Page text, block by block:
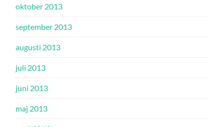
oktober 2013
september 2013
augusti 2013
juli 2013
juni 2013
maj 2013